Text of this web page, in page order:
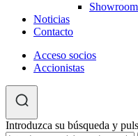
Noticias
Contacto
Acceso socios
Accionistas
Introduzca su búsqueda y